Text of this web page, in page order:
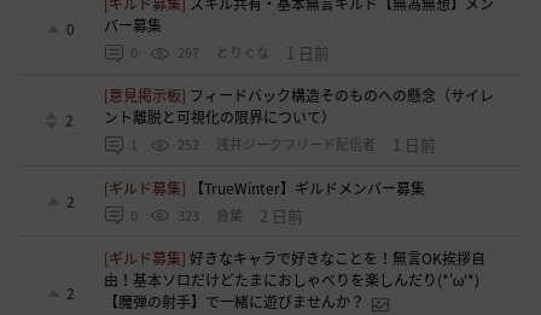
0
バー募集
0 297 とりぐな 1 日前
2
[意見掲示板] フィードバック構造そのものへの懸念（サイレ
ント離脱と可視化の限界について）
1 252 浅井ジークフリード配信者 1 日前
2
[ギルド募集] 【TrueWinter】ギルドメンバー募集
0 323 倉葉 2 日前
2
[ギルド募集]好きなキャラで好きなことを！無言OK挨拶自
由！基本ソロだけどたまにおしゃべりを楽しんだり(*'ω'*)
【魔弾の射手】で一緒に遊びませんか？